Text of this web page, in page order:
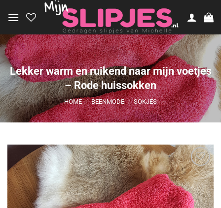
naar
Lekker warm en ruikend naar mijn voetjes
– Rode huissokken
HOME / BEENMODE / SOKJES
Aan
verlanglijst
toevoegen